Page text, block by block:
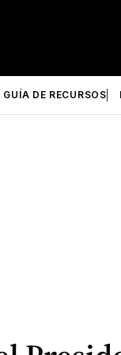
GUÍA DE RECURSOS